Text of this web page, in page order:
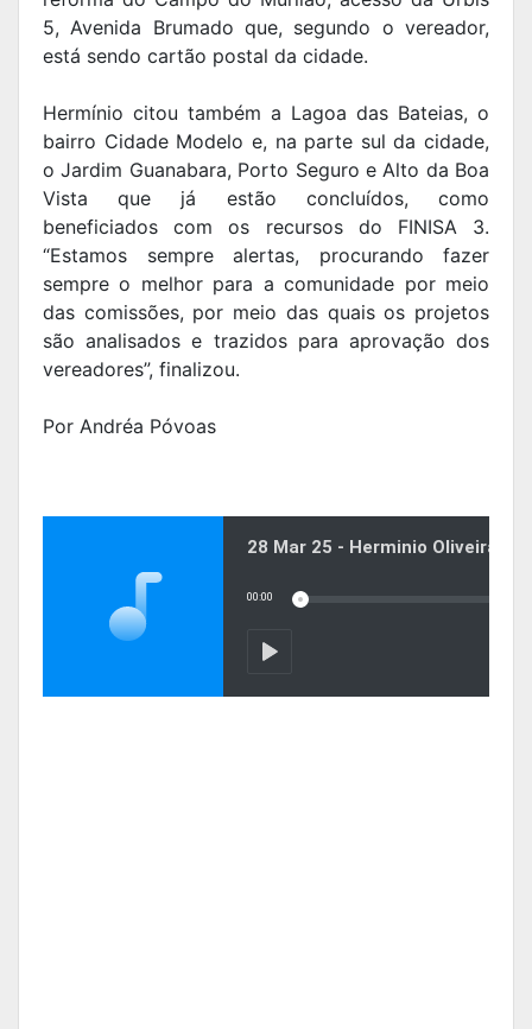
5, Avenida Brumado que, segundo o vereador,
está sendo cartão postal da cidade.
Hermínio citou também a Lagoa das Bateias, o
bairro Cidade Modelo e, na parte sul da cidade,
o Jardim Guanabara, Porto Seguro e Alto da Boa
Vista que já estão concluídos, como
beneficiados com os recursos do FINISA 3.
“Estamos sempre alertas, procurando fazer
sempre o melhor para a comunidade por meio
das comissões, por meio das quais os projetos
são analisados e trazidos para aprovação dos
vereadores”, finalizou.
Por Andréa Póvoas